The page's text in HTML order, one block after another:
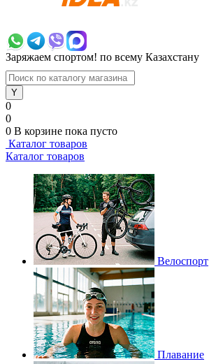
Заряжаем спортом! по всему Казахстану
0
0
0 В корзине пока пусто
Каталог товаров
Каталог товаров
Велоспорт
Плавание